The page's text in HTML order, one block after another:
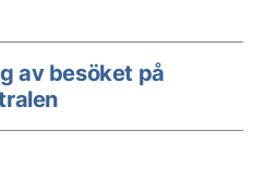
av besöket på